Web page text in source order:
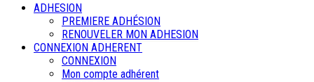
ADHESION
PREMIERE ADHÉSION
RENOUVELER MON ADHESION
CONNEXION ADHERENT
CONNEXION
Mon compte adhérent